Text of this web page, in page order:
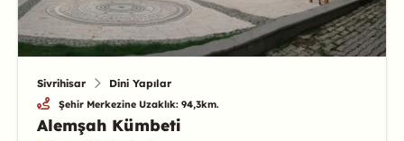
Sivrihisar Dini Yapılar
Şehir Merkezine Uzaklık: 94,3km.
Alemşah Kümbeti